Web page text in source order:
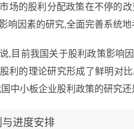
场的股利分配政策在不停的
响因素的研究,全面完善系统
,目前我国关于股利政策影响
利的理论研究形成了鲜明对
中小板企业股利政策的研究还
进度安排